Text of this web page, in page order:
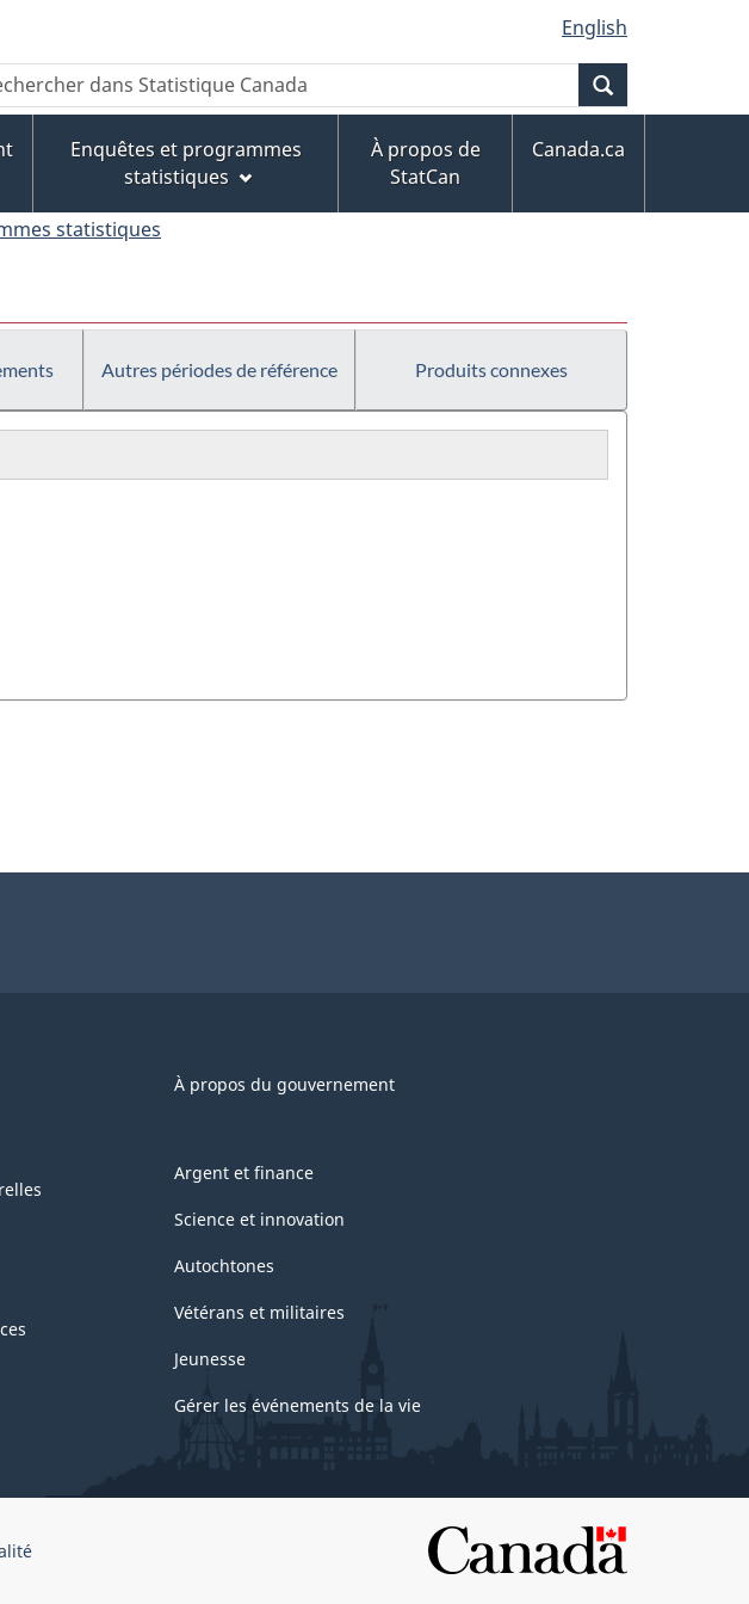
English
Enquêtes et programmes
statistiques
À propos de
StatCan
Canada.ca
statistiques
Autres périodes de référence Produits connexes
À propos du gouvernement
Argent et finance
Science et innovation
Autochtones
Vétérans et militaires
Jeunesse
Gérer les événements de la vie